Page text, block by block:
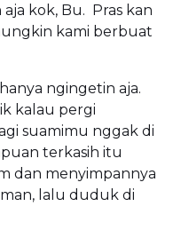
kok, Bu. Pras kan
kami berbuat
ngingetin aja.
kalau pergi
suamimu nggak di
terkasih itu
dan menyimpannya
lalu duduk di